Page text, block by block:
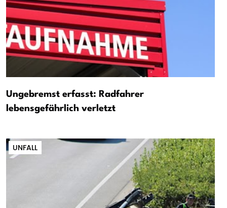
Ungebremst erfasst: Radfahrer
lebensgefährlich verletzt
UNFALL